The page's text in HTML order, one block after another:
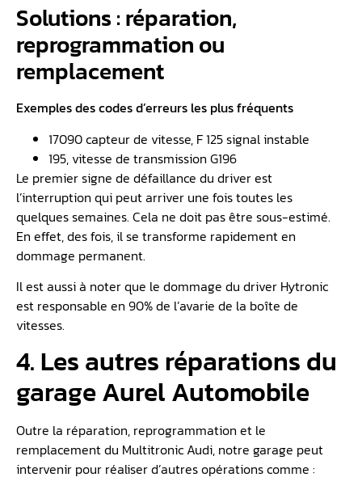
Solutions : réparation,
reprogrammation ou
remplacement
Exemples des codes d’erreurs les plus fréquents
17090 capteur de vitesse, F 125 signal instable
195, vitesse de transmission G196
Le premier signe de défaillance du driver est
l’interruption qui peut arriver une fois toutes les
quelques semaines. Cela ne doit pas être sous-estimé.
En effet, des fois, il se transforme rapidement en
dommage permanent.
Il est aussi à noter que le dommage du driver Hytronic
est responsable en 90% de l’avarie de la boîte de
vitesses.
4. Les autres réparations du
garage Aurel Automobile
Outre la réparation, reprogrammation et le
remplacement du Multitronic Audi, notre garage peut
intervenir pour réaliser d’autres opérations comme :